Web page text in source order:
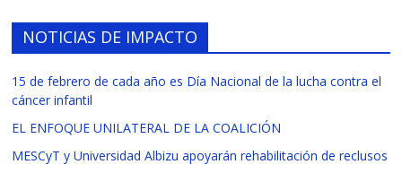
NOTICIAS DE IMPACTO
15 de febrero de cada año es Día Nacional de la lucha contra el
cáncer infantil
EL ENFOQUE UNILATERAL DE LA COALICIÓN
MESCyT y Universidad Albizu apoyarán rehabilitación de reclusos